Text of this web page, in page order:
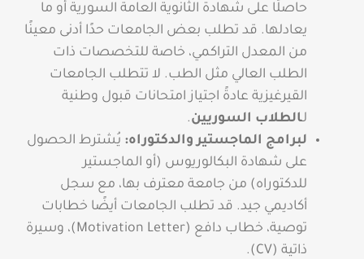
حاصلًا على شهادة الثانوية العامة السورية أو ما
يعادلها. قد تطلب بعض الجامعات حدًا أدنى معينًا
من المعدل التراكمي، خاصة للتخصصات ذات
الطلب العالي مثل الطب. لا تتطلب الجامعات
القيرغيزية عادةً اجتياز امتحانات قبول وطنية
لـالطلاب السوريين.
لبرامج الماجستير والدكتوراه: يُشترط الحصول
على شهادة البكالوريوس (أو الماجستير
للدكتوراه) من جامعة معترف بها، مع سجل
أكاديمي جيد. قد تطلب الجامعات أيضًا خطابات
توصية، خطاب دافع (Motivation Letter)، وسيرة
ذاتية (CV).